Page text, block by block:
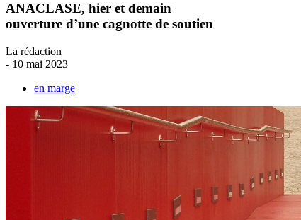
ANACLASE, hier et demain
ouverture d’une cagnotte de soutien
La rédaction
- 10 mai 2023
en marge